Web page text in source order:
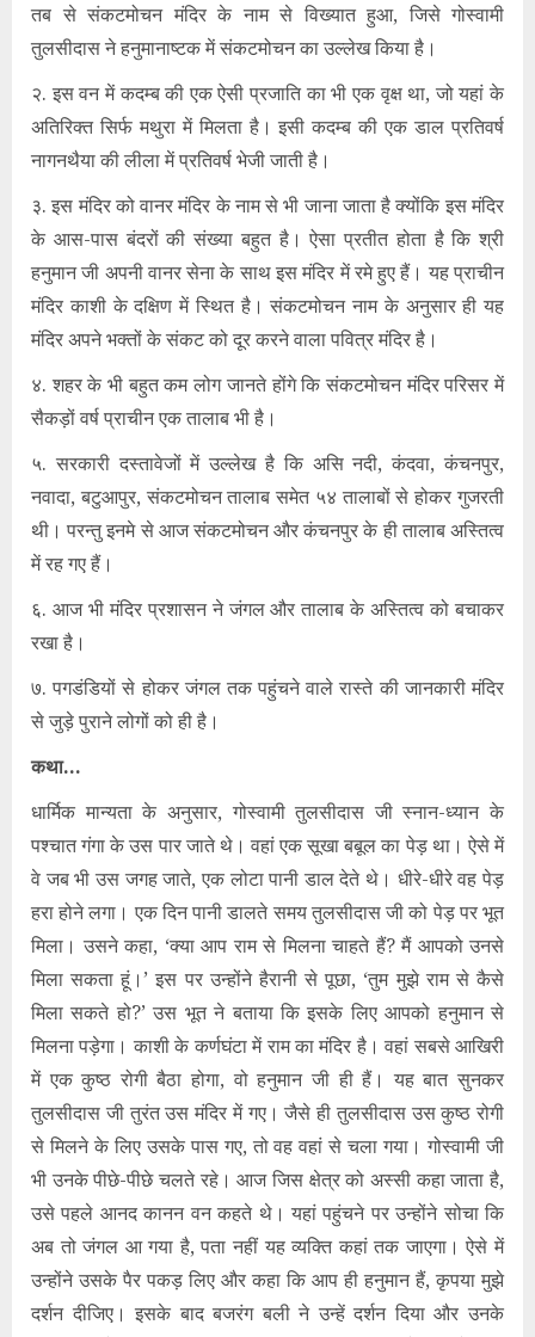
तब से संकटमोचन मंदिर के नाम से विख्यात हुआ, जिसे गोस्वामी
तुलसीदास ने हनुमानाष्टक में संकटमोचन का उल्लेख किया है।
२. इस वन में कदम्ब की एक ऐसी प्रजाति का भी एक वृक्ष था, जो यहां के
अतिरिक्त सिर्फ मथुरा में मिलता है। इसी कदम्ब की एक डाल प्रतिवर्ष
नागनथैया की लीला में प्रतिवर्ष भेजी जाती है।
३. इस मंदिर को वानर मंदिर के नाम से भी जाना जाता है क्योंकि इस मंदिर
के आस-पास बंदरों की संख्या बहुत है। ऐसा प्रतीत होता है कि श्री
हनुमान जी अपनी वानर सेना के साथ इस मंदिर में रमे हुए हैं। यह प्राचीन
मंदिर काशी के दक्षिण में स्थित है। संकटमोचन नाम के अनुसार ही यह
मंदिर अपने भक्तों के संकट को दूर करने वाला पवित्र मंदिर है।
४. शहर के भी बहुत कम लोग जानते होंगे कि संकटमोचन मंदिर परिसर में
सैकड़ों वर्ष प्राचीन एक तालाब भी है।
५. सरकारी दस्तावेजों में उल्लेख है कि असि नदी, कंदवा, कंचनपुर,
नवादा, बटुआपुर, संकटमोचन तालाब समेत ५४ तालाबों से होकर गुजरती
थी। परन्तु इनमे से आज संकटमोचन और कंचनपुर के ही तालाब अस्तित्व
में रह गए हैं।
६. आज भी मंदिर प्रशासन ने जंगल और तालाब के अस्तित्व को बचाकर
रखा है।
७. पगडंडियों से होकर जंगल तक पहुंचने वाले रास्ते की जानकारी मंदिर
से जुड़े पुराने लोगों को ही है।
कथा…
धार्मिक मान्यता के अनुसार, गोस्वामी तुलसीदास जी स्नान-ध्यान के
पश्चात गंगा के उस पार जाते थे। वहां एक सूखा बबूल का पेड़ था। ऐसे में
वे जब भी उस जगह जाते, एक लोटा पानी डाल देते थे। धीरे-धीरे वह पेड़
हरा होने लगा। एक दिन पानी डालते समय तुलसीदास जी को पेड़ पर भूत
मिला। उसने कहा, ‘क्या आप राम से मिलना चाहते हैं? मैं आपको उनसे
मिला सकता हूं।’ इस पर उन्होंने हैरानी से पूछा, ‘तुम मुझे राम से कैसे
मिला सकते हो?’ उस भूत ने बताया कि इसके लिए आपको हनुमान से
मिलना पड़ेगा। काशी के कर्णघंटा में राम का मंदिर है। वहां सबसे आखिरी
में एक कुष्ठ रोगी बैठा होगा, वो हनुमान जी ही हैं। यह बात सुनकर
तुलसीदास जी तुरंत उस मंदिर में गए। जैसे ही तुलसीदास उस कुष्ठ रोगी
से मिलने के लिए उसके पास गए, तो वह वहां से चला गया। गोस्वामी जी
भी उनके पीछे-पीछे चलते रहे। आज जिस क्षेत्र को अस्सी कहा जाता है,
उसे पहले आनद कानन वन कहते थे। यहां पहुंचने पर उन्होंने सोचा कि
अब तो जंगल आ गया है, पता नहीं यह व्यक्ति कहां तक जाएगा। ऐसे में
उन्होंने उसके पैर पकड़ लिए और कहा कि आप ही हनुमान हैं, कृपया मुझे
दर्शन दीजिए। इसके बाद बजरंग बली ने उन्हें दर्शन दिया और उनके